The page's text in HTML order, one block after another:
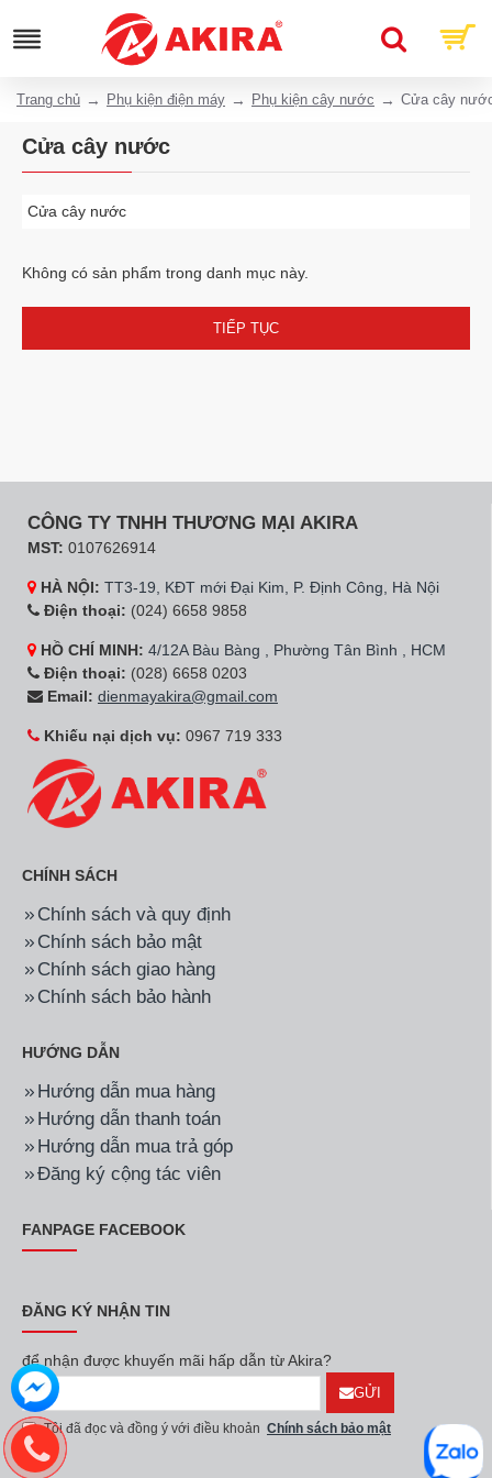
Trang chủ Phụ kiện điện máy Phụ kiện cây nước Cửa cây
Cửa cây nước
Cửa cây nước
Không có sản phẩm trong danh mục này.
TIẾP TỤC
CÔNG TY TNHH THƯƠNG MẠI AKIRA
MST: 0107626914
HÀ NỘI: TT3-19, KĐT mới Đại Kim, P. Định Công, Hà Nội
Điện thoại: (024) 6658 9858
HỒ CHÍ MINH: 4/12A Bàu Bàng , Phường Tân Bình , HCM
Điện thoại: (028) 6658 0203
Email: dienmayakira@gmail.com
Khiếu nại dịch vụ: 0967 719 333
CHÍNH SÁCH
Chính sách và quy định
Chính sách bảo mật
Chính sách giao hàng
Chính sách bảo hành
HƯỚNG DẪN
Hướng dẫn mua hàng
Hướng dẫn thanh toán
Hướng dẫn mua trả góp
Đăng ký cộng tác viên
FANPAGE FACEBOOK
ĐĂNG KÝ NHẬN TIN
để nhận được khuyến mãi hấp dẫn từ Akira?
GỬI
Tôi đã đọc và đồng ý với điều khoản Chính sách bảo mật